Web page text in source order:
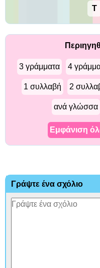
Τ
3 γράμματα 4
1 συλλαβή 2
ανά γλώσσα
Εμφάνιση
Γράψτε ένα σχόλιο